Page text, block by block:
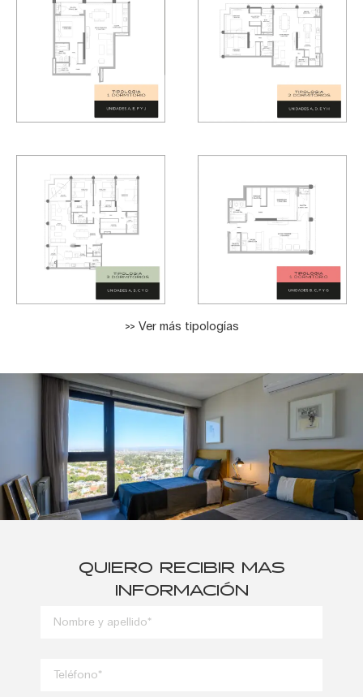
>> Ver más tipologías
QUIERO RECIBIR MAS
INFORMACIÓN